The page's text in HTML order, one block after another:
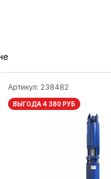
Артикул: 238482
ВЫГОДА 4 380 РУБ